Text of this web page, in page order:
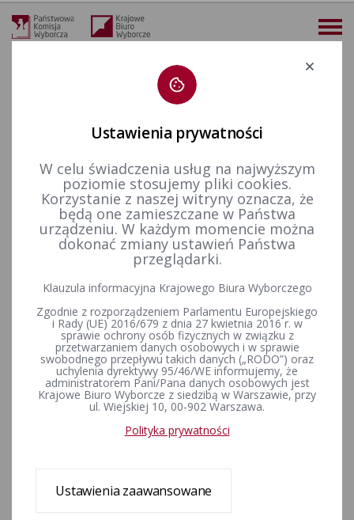
Deklaracja dostępności
09-02-2025
KALENDARIUM 16-02-2025
23-02-2025
Wybory uzupełniające do Rady Miejskiej w Szprotawie, w
okręgu wyborczym nr 2, zarządzone na dzień 16 lutego 2025 r.
Wybory uzupełniające do Rady Gminy Bojadła, w okręgu
wyborczym nr 5, zarządzone na dzień 16 lutego 2025 r. (6
października 2024 r.)
Wybory uzupełniające do Rady Gminy Wiśniew w okręgu
Wybory uzupełniające do Rady Gminy Dywity w okręgu
Ustawienia prywatności
W celu świadczenia usług na najwyższym
poziomie stosujemy pliki cookies.
Korzystanie z naszej witryny oznacza, że
będą one zamieszczane w Państwa
urządzeniu. W każdym momencie można
dokonać zmiany ustawień Państwa
przeglądarki.
Klauzula informacyjna Krajowego Biura Wyborczego
Zgodnie z rozporządzeniem Parlamentu Europejskiego
i Rady (UE) 2016/679 z dnia 27 kwietnia 2016 r. w
sprawie ochrony osób fizycznych w związku z
przetwarzaniem danych osobowych i w sprawie
swobodnego przepływu takich danych („RODO”) oraz
uchylenia dyrektywy 95/46/WE informujemy, że
administratorem Pani/Pana danych osobowych jest
Krajowe Biuro Wyborcze z siedzibą w Warszawie, przy
ul. Wiejskiej 10, 00-902 Warszawa.
Polityka prywatności
Ustawienia zaawansowane